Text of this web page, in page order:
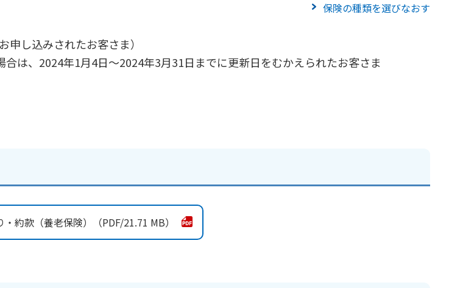
保険の種類を選びなおす
申し込みされたお客さま）
は、2024年1月4日～2024年3月31日までに更新日をむかえられたお客さま
約款（養老保険） 21.71 MB